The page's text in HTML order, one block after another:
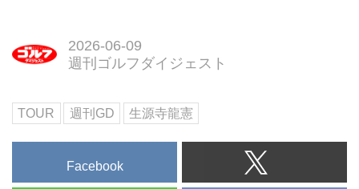
んな彼が、もう一段階上のスウィ
を紹介し、その内容をレポートし
ストでは、一部抜粋してお届けす
2026-06-09
週刊ゴルフダイジェスト
TOUR 週刊GD 生源寺龍憲
Facebook